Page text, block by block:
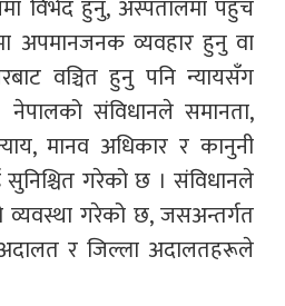
विभेद हुनु, अस्पतालमा पहुँच
अपमानजनक व्यवहार हुनु वा
वञ्चित हुनु पनि न्यायसँग
संविधानले समानता,
मानव अधिकार र कानुनी
गरेको छ । संविधानले
व्यवस्था गरेको छ, जसअन्तर्गत
र जिल्ला अदालतहरूले